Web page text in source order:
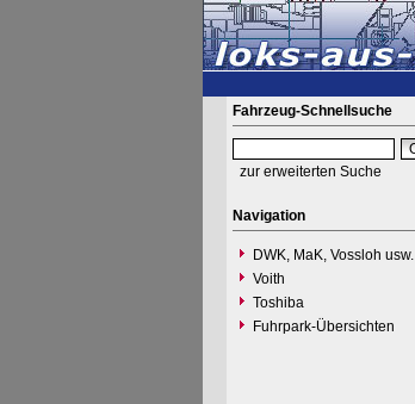
Fahrzeug-Schnellsuche
zur erweiterten Suche
Navigation
DWK, MaK, Vossloh usw.
Voith
Toshiba
Fuhrpark-Übersichten